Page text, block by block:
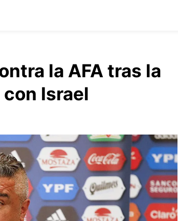
la AFA tras la
Israel